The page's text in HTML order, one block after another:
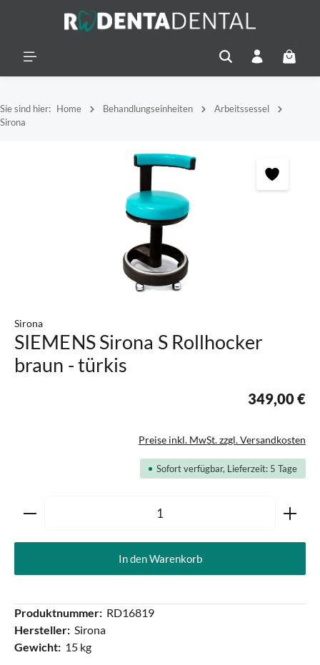
Sie sind hier: Home Behandlungseinheiten
Arbeitssessel
Sirona
Sirona
SIEMENS Sirona S Rollhocker
braun - türkis
349,00 €
Preise inkl. MwSt. zzgl. Versandkosten
Sofort verfügbar, Lieferzeit: 5 Tage
Produkt Anzahl: Gib den gewünschten Wert ein oder
In den Warenkorb
Produktnummer: RD16819
Hersteller: Sirona
Gewicht: 15 kg